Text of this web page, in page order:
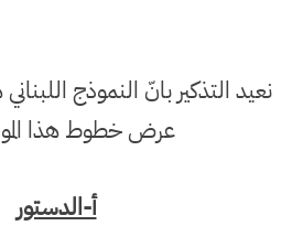
نعيد التذكير بانّ النموذج
عرض خطوط هذا
أ-الدستور